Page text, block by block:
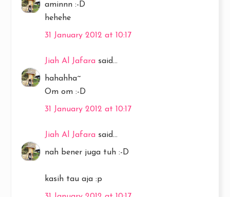
aminnn :-D
hehehe
31 January 2012 at 10:17
Jiah Al Jafara said...
hahahha~
Om om :-D
31 January 2012 at 10:17
Jiah Al Jafara said...
nah bener juga tuh :-D
kasih tau aja :p